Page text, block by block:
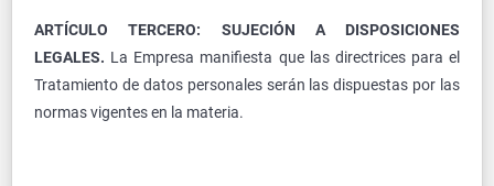
ARTÍCULO TERCERO: SUJECIÓN A DISPOSICIONES
LEGALES. La Empresa manifiesta que las directrices para el
Tratamiento de datos personales serán las dispuestas por las
normas vigentes en la materia.